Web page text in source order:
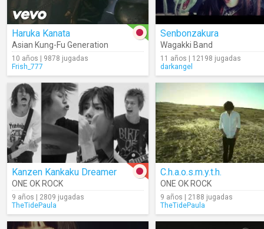
Haruka Kanata
Asian Kung-Fu Generation
10 años | 9878 jugadas
Frish_777
Senbonzakura
Wagakki Band
11 años | 12198 jugadas
darkangel
Kanzen Kankaku Dreamer
ONE OK ROCK
9 años | 2809 jugadas
TheTidePaula
C.h.a.o.s.m.y.t.h.
ONE OK ROCK
9 años | 2188 jugadas
TheTidePaula